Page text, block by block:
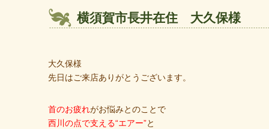
横須賀市長井在住 大久保様
大久保様
先日はご来店ありがとうございます。
首のお疲れがお悩みとのことで
西川の点で支える“エアー”と